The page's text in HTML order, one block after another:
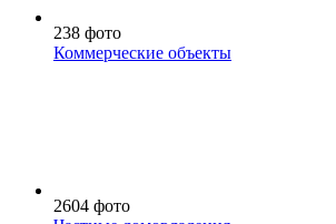
238 фото
Коммерческие объекты
2604 фото